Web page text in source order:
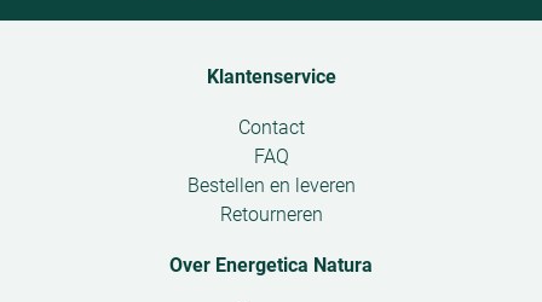
Klantenservice
submenu
Contact
FAQ
Bestellen en leveren
Retourneren
Over Energetica Natura